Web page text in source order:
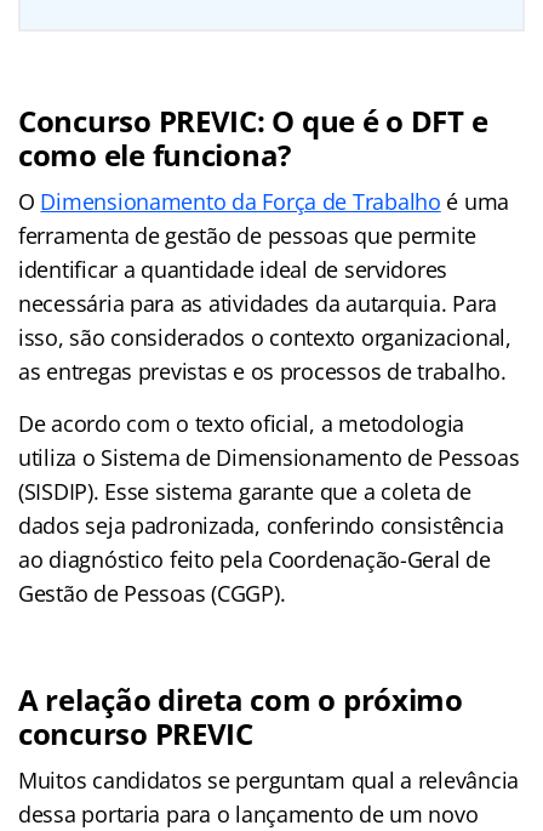
Concurso PREVIC: O que é o DFT e
como ele funciona?
O Dimensionamento da Força de Trabalho é uma
ferramenta de gestão de pessoas que permite
identificar a quantidade ideal de servidores
necessária para as atividades da autarquia. Para
isso, são considerados o contexto organizacional,
as entregas previstas e os processos de trabalho.
De acordo com o texto oficial, a metodologia
utiliza o Sistema de Dimensionamento de Pessoas
(SISDIP). Esse sistema garante que a coleta de
dados seja padronizada, conferindo consistência
ao diagnóstico feito pela Coordenação-Geral de
Gestão de Pessoas (CGGP).
A relação direta com o próximo
concurso PREVIC
Muitos candidatos se perguntam qual a relevância
dessa portaria para o lançamento de um novo